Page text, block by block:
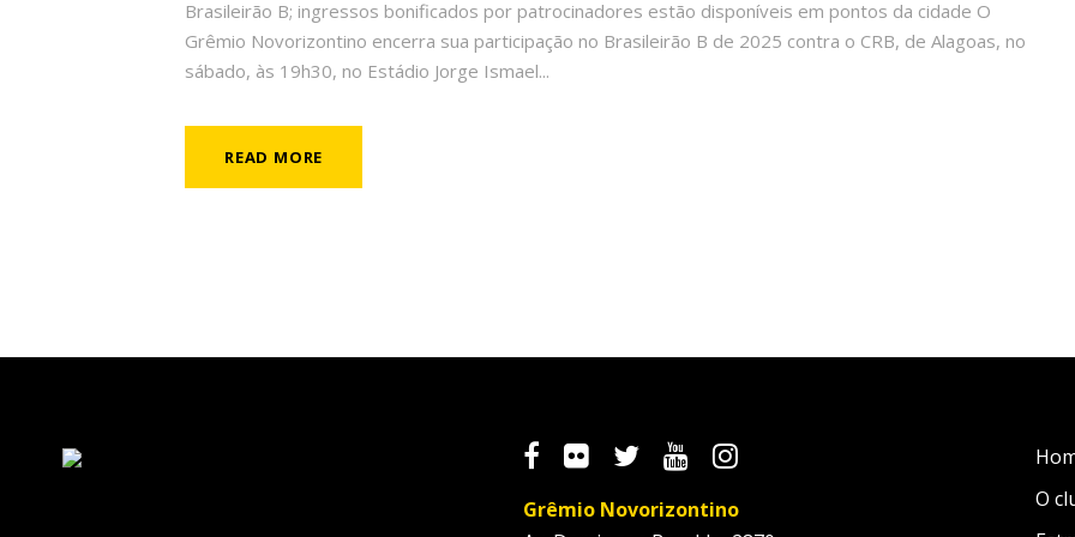
Brasileirão B; ingressos bonificados por patrocinadores estão disponíveis em pontos da cidade O
Grêmio Novorizontino encerra sua participação no Brasileirão B de 2025 contra o CRB, de Alagoas, no
sábado, às 19h30, no Estádio Jorge Ismael...
READ MORE
Grêmio Novorizontino
O